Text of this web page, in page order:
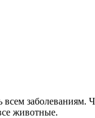
заболеваниям.
животные.